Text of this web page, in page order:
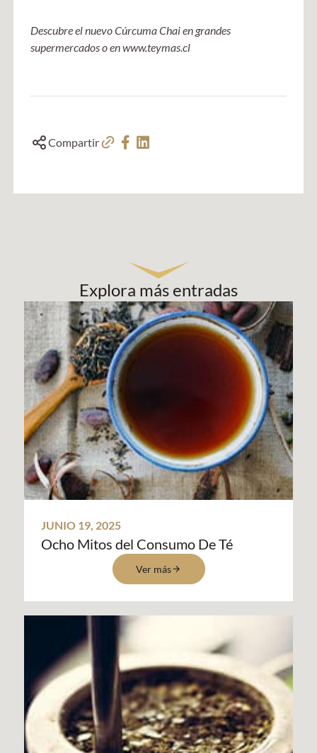
Descubre el nuevo Cúrcuma Chai en grandes
supermercados o en www.teymas.cl
Compartir
Explora más entradas
JUNIO 19, 2025
Ocho Mitos del Consumo De Té
Ver más